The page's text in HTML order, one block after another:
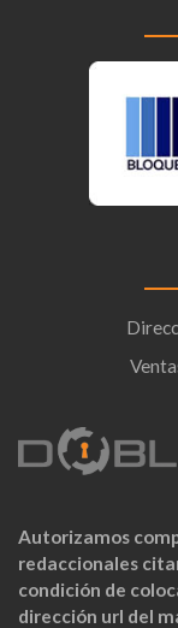
Autorizamos
redaccionales
condición de
dirección url del